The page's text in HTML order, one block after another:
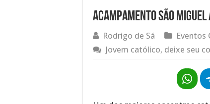
Acampamento São
Rodrigo de Sá Eventos
Jovem católico, deixe seu